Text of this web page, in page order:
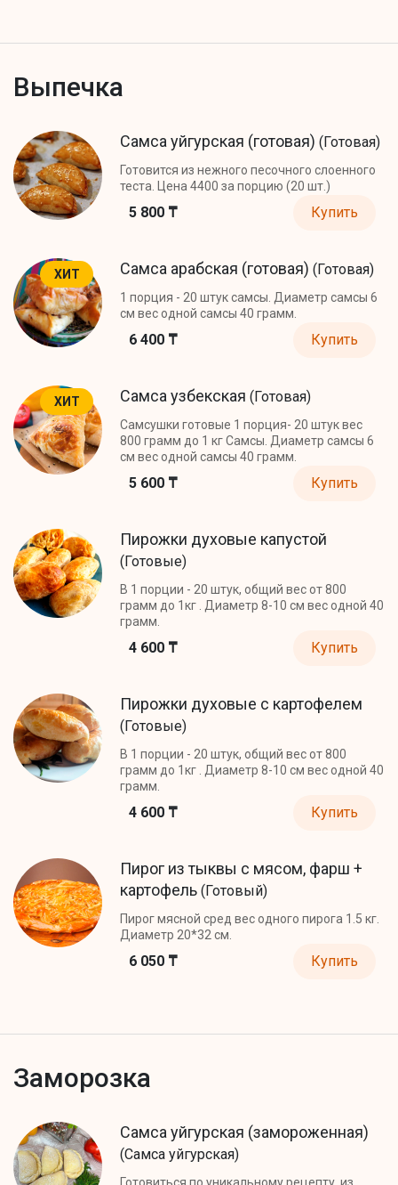
Выпечка
Самса уйгурская (готовая) (Готовая)
Готовится из нежного песочного слоенного
теста. Цена 4400 за порцию (20 шт.)
5 800 ₸ Купить
ХИТ Самса арабская (готовая) (Готовая)
1 порция - 20 штук самсы. Диаметр самсы 6
см вес одной самсы 40 грамм.
6 400 ₸ Купить
ХИТ Самса узбекская (Готовая)
Самсушки готовые 1 порция- 20 штук вес
800 грамм до 1 кг Самсы. Диаметр самсы 6
см вес одной самсы 40 грамм.
5 600 ₸ Купить
Пирожки духовые капустой
(Готовые)
В 1 порции - 20 штук, общий вес от 800
грамм до 1кг . Диаметр 8-10 см вес одной 40
грамм.
4 600 ₸ Купить
Пирожки духовые с картофелем
(Готовые)
В 1 порции - 20 штук, общий вес от 800
грамм до 1кг . Диаметр 8-10 см вес одной 40
грамм.
4 600 ₸ Купить
Пирог из тыквы с мясом, фарш +
картофель (Готовый)
Пирог мясной сред вес одного пирога 1.5 кг.
Диаметр 20*32 см.
6 050 ₸ Купить
Заморозка
Самса уйгурская (замороженная)
(Самса уйгурская)
Готовиться по уникальному рецепту, из